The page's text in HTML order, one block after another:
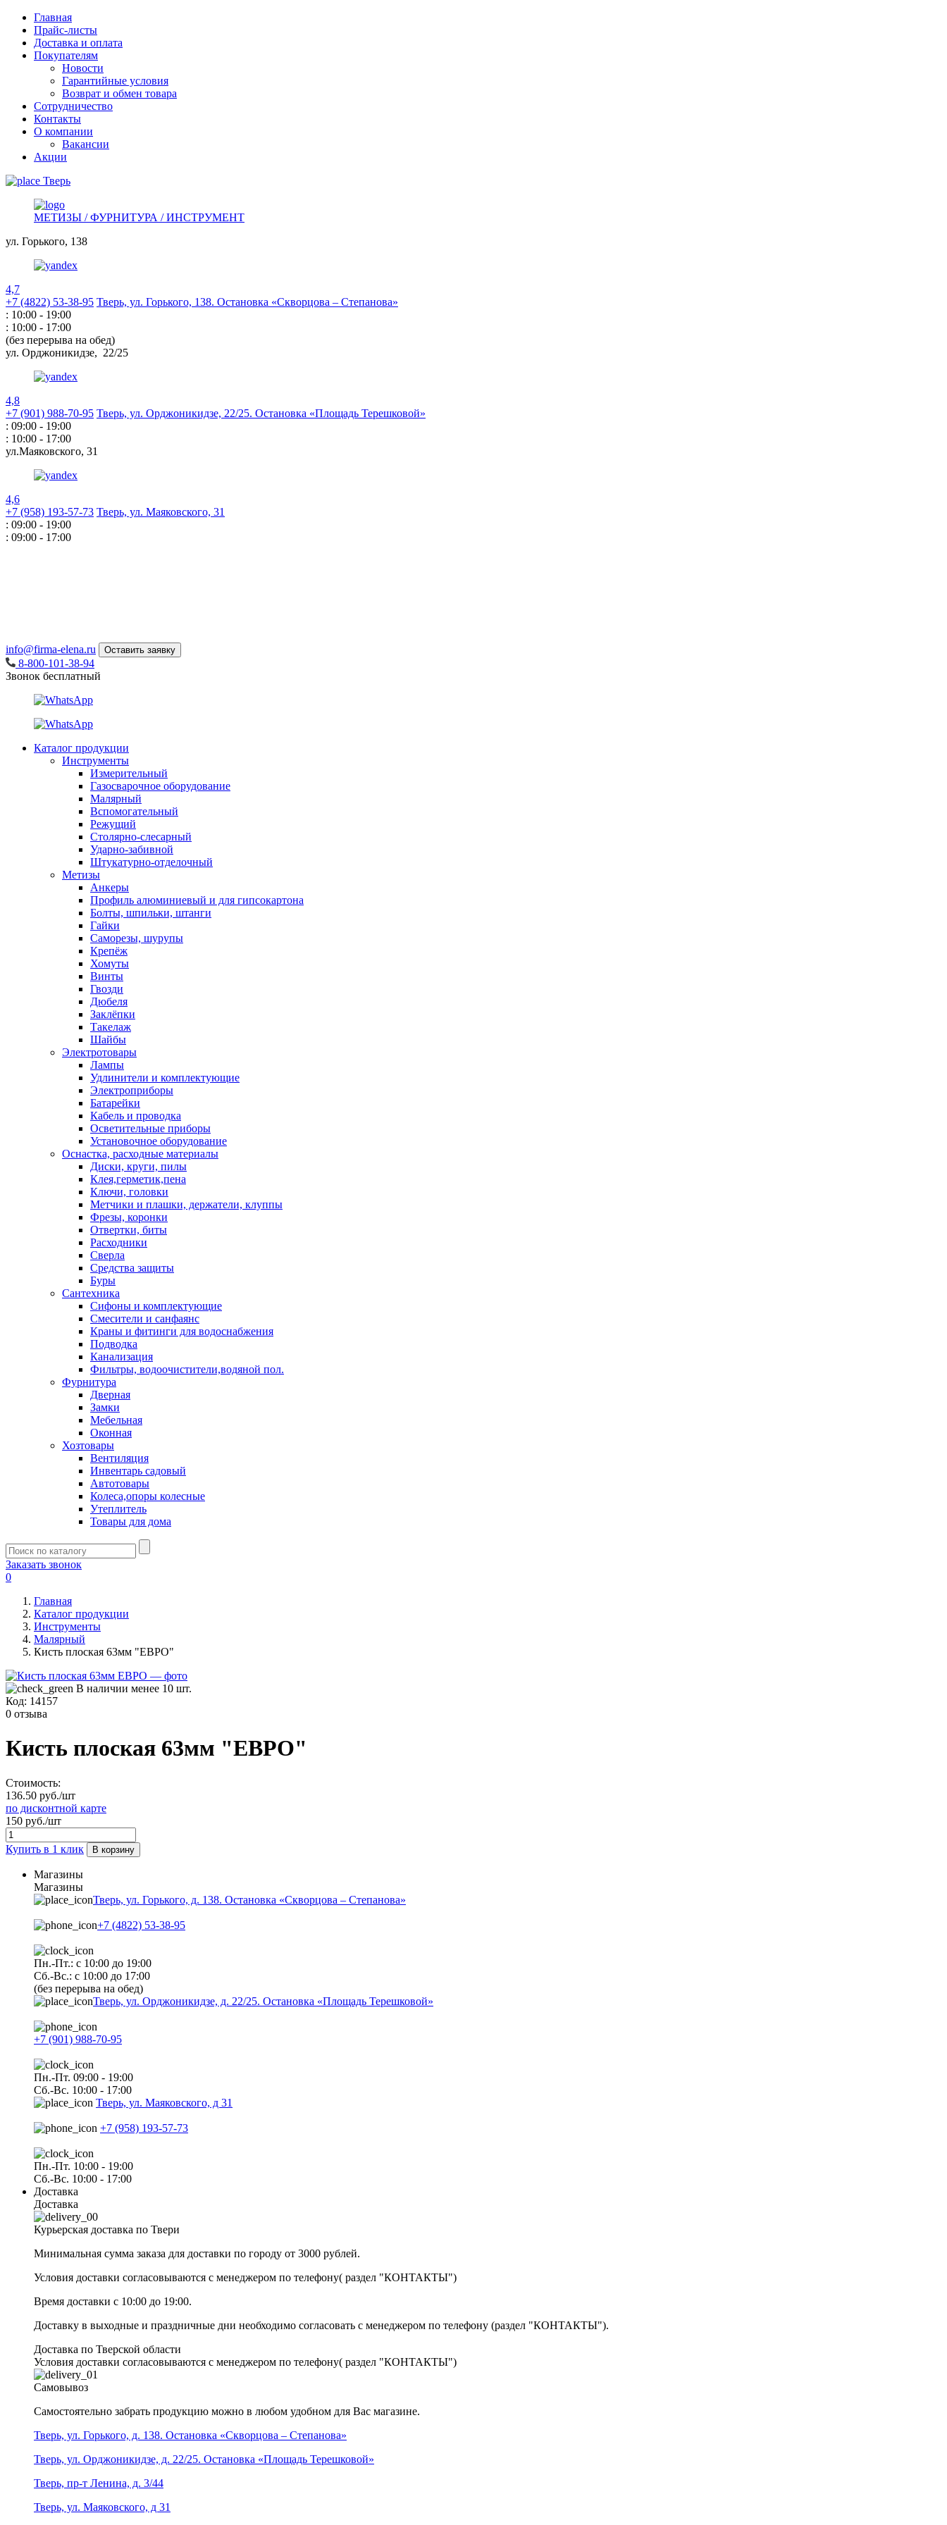
Главная
Прайс-листы
Доставка и оплата
Покупателям
Новости
Гарантийные условия
Возврат и обмен товара
Сотрудничество
Контакты
О компании
Вакансии
Акции
Тверь
МЕТИЗЫ / ФУРНИТУРА / ИНСТРУМЕНТ
ул. Горького, 138
4,7
+7 (4822) 53-38-95 Тверь, ул. Горького, 138. Остановка «Скворцова – Степанова»
: 10:00 - 19:00
: 10:00 - 17:00
(без перерыва на обед)
ул. Орджоникидзе, 22/25
4,8
+7 (901) 988-70-95 Тверь, ул. Орджоникидзе, 22/25. Остановка «Площадь Терешковой»
: 09:00 - 19:00
: 10:00 - 17:00
ул.Маяковского, 31
4,6
+7 (958) 193-57-73 Тверь, ул. Маяковского, 31
: 09:00 - 19:00
: 09:00 - 17:00
info@firma-elena.ru Оставить заявку
8-800-101-38-94
Звонок бесплатный
Каталог продукции
Инструменты
Измерительный
Газосварочное оборудование
Малярный
Вспомогательный
Режущий
Столярно-слесарный
Ударно-забивной
Штукатурно-отделочный
Метизы
Анкеры
Профиль алюминиевый и для гипсокартона
Болты, шпильки, штанги
Гайки
Саморезы, шурупы
Крепёж
Хомуты
Винты
Гвозди
Дюбеля
Заклёпки
Такелаж
Шайбы
Электротовары
Лампы
Удлинители и комплектующие
Электроприборы
Батарейки
Кабель и проводка
Осветительные приборы
Установочное оборудование
Оснастка, расходные материалы
Диски, круги, пилы
Клея,герметик,пена
Ключи, головки
Метчики и плашки, держатели, клуппы
Фрезы, коронки
Отвертки, биты
Расходники
Сверла
Средства защиты
Буры
Сантехника
Сифоны и комплектующие
Смесители и санфаянс
Краны и фитинги для водоснабжения
Подводка
Канализация
Фильтры, водоочистители,водяной пол.
Фурнитура
Дверная
Замки
Мебельная
Оконная
Хозтовары
Вентиляция
Инвентарь садовый
Автотовары
Колеса,опоры колесные
Утеплитель
Товары для дома
Заказать звонок
0
Главная
Каталог продукции
Инструменты
Малярный
Кисть плоская 63мм "ЕВРО"
В наличии менее 10 шт.
Код: 14157
0 отзыва
Кисть плоская 63мм "ЕВРО"
Стоимость:
136.50 руб./шт
по дисконтной карте
150 руб./шт
Купить в 1 клик В корзину
Магазины
Магазины
Тверь, ул. Горького, д. 138. Остановка «Скворцова – Степанова»
+7 (4822) 53-38-95
Пн.-Пт.: с 10:00 до 19:00
Сб.-Вс.: с 10:00 до 17:00
(без перерыва на обед)
Тверь, ул. Орджоникидзе, д. 22/25. Остановка «Площадь Терешковой»
+7 (901) 988-70-95
Пн.-Пт. 09:00 - 19:00
Сб.-Вс. 10:00 - 17:00
Тверь, ул. Маяковского, д 31
+7 (958) 193-57-73
Пн.-Пт. 10:00 - 19:00
Сб.-Вс. 10:00 - 17:00
Доставка
Доставка
Курьерская доставка по Твери
Минимальная сумма заказа для доставки по городу от 3000 рублей.
Условия доставки согласовываются с менеджером по телефону( раздел "КОНТАКТЫ")
Время доставки с 10:00 до 19:00.
Доставку в выходные и праздничные дни необходимо согласовать с менеджером по телефону (раздел "КОНТАКТЫ").
Доставка по Тверской области
Условия доставки согласовываются с менеджером по телефону( раздел "КОНТАКТЫ")
Самовывоз
Самостоятельно забрать продукцию можно в любом удобном для Вас магазине.
Тверь, ул. Горького, д. 138. Остановка «Скворцова – Степанова»
Тверь, ул. Орджоникидзе, д. 22/25. Остановка «Площадь Терешковой»
Тверь, пр-т Ленина, д. 3/44
Тверь, ул. Маяковского, д 31